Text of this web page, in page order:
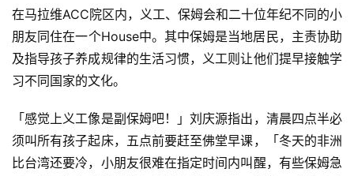
在马拉维ACC院区内，义工、保姆会和二十位年纪不同的小
朋友同住在一个House中。其中保姆是当地居民，主责协助
及指导孩子养成规律的生活习惯，义工则让他们提早接触学
习不同国家的文化。
「感觉上义工像是副保姆吧！」刘庆源指出，清晨四点半必
须叫所有孩子起床，五点前要赶至佛堂早课，「冬天的非洲
比台湾还要冷，小朋友很难在指定时间内叫醒，有些保姆急